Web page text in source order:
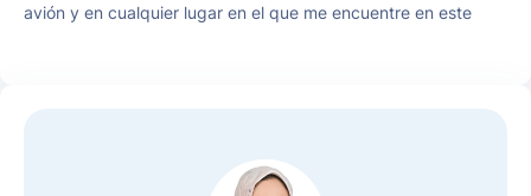
avión y en cualquier lugar en el que me encuentre en este